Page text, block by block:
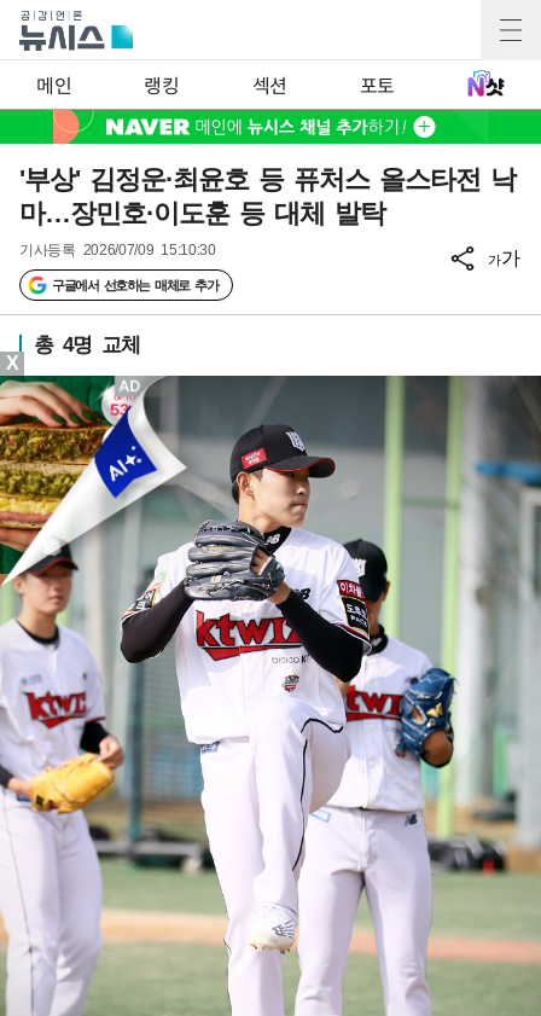
메인 랭킹 섹션 포토
'부상' 김정운·최윤호 등 퓨처스 올스타전 낙
마…장민호·이도훈 등 대체 발탁
기사등록 2026/07/09 15:10:30
구글에서 선호하는 매체로 추가
가가
총 4명 교체
X